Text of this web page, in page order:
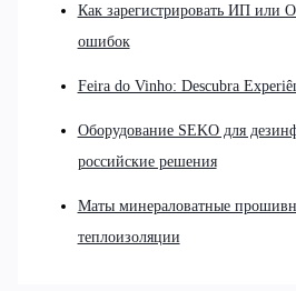
Как зарегистрировать ИП или
ошибок
Feira do Vinho: Descubra
Оборудование SEKO для
российские решения
Маты минераловатные
теплоизоляции